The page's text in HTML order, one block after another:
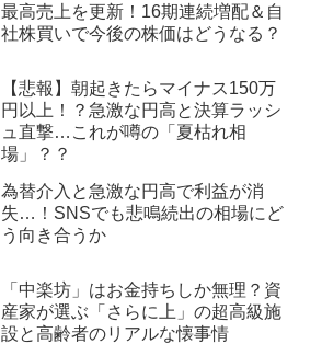
最高売上を更新！16期連続増配＆自
社株買いで今後の株価はどうなる？
【悲報】朝起きたらマイナス150万
円以上！？急激な円高と決算ラッシ
ュ直撃…これが噂の「夏枯れ相
場」？？
為替介入と急激な円高で利益が消
失…！SNSでも悲鳴続出の相場にど
う向き合うか
「中楽坊」はお金持ちしか無理？資
産家が選ぶ「さらに上」の超高級施
設と高齢者のリアルな懐事情